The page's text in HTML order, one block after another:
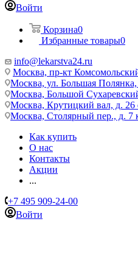
Войти
Корзина0
Избранные товары0
info@lekarstva24.ru
Москва, пр-кт
Москва, ул. Большая Полянка,
Москва, Большой
Москва, Крутицкий вал, д. 26
Москва, Столярный пер., д. 7
Как купить
О нас
Контакты
Акции
...
+7 495 909-24-00
Войти